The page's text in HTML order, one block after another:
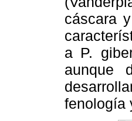
cáscara
a P.
aunque
fenología